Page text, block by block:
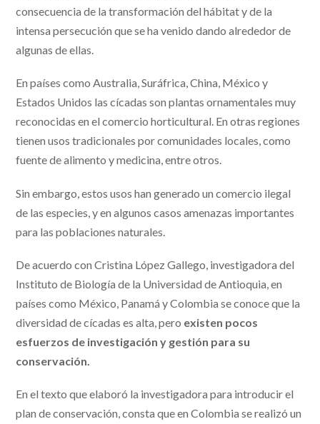
consecuencia de la transformación del hábitat y de la
intensa persecución que se ha venido dando alrededor de
algunas de ellas.
En países como Australia, Suráfrica, China, México y
Estados Unidos las cícadas son plantas ornamentales muy
reconocidas en el comercio horticultural. En otras regiones
tienen usos tradicionales por comunidades locales, como
fuente de alimento y medicina, entre otros.
Sin embargo, estos usos han generado un comercio ilegal
de las especies, y en algunos casos amenazas importantes
para las poblaciones naturales.
De acuerdo con Cristina López Gallego, investigadora del
Instituto de Biología de la Universidad de Antioquia, en
países como México, Panamá y Colombia se conoce que la
diversidad de cícadas es alta, pero existen pocos
esfuerzos de investigación y gestión para su
conservación.
En el texto que elaboró la investigadora para introducir el
plan de conservación, consta que en Colombia se realizó un